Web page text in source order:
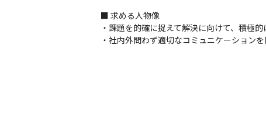
■ 求める人物像
・課題を的確に捉えて解決に向けて、積極
・社内外問わず適切なコミュニケーション